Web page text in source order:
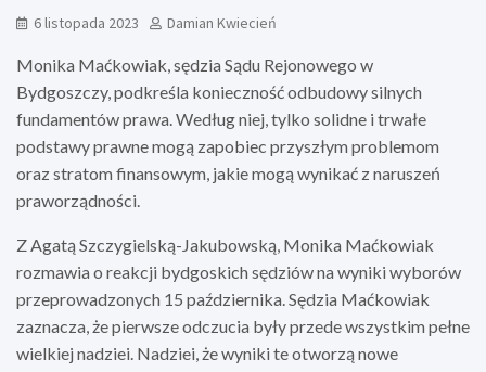
6 listopada 2023 Damian Kwiecień
Monika Maćkowiak, sędzia Sądu Rejonowego w
Bydgoszczy, podkreśla konieczność odbudowy silnych
fundamentów prawa. Według niej, tylko solidne i trwałe
podstawy prawne mogą zapobiec przyszłym problemom
oraz stratom finansowym, jakie mogą wynikać z naruszeń
praworządności.
Z Agatą Szczygielską-Jakubowską, Monika Maćkowiak
rozmawia o reakcji bydgoskich sędziów na wyniki wyborów
przeprowadzonych 15 października. Sędzia Maćkowiak
zaznacza, że pierwsze odczucia były przede wszystkim pełne
wielkiej nadziei. Nadziei, że wyniki te otworzą nowe